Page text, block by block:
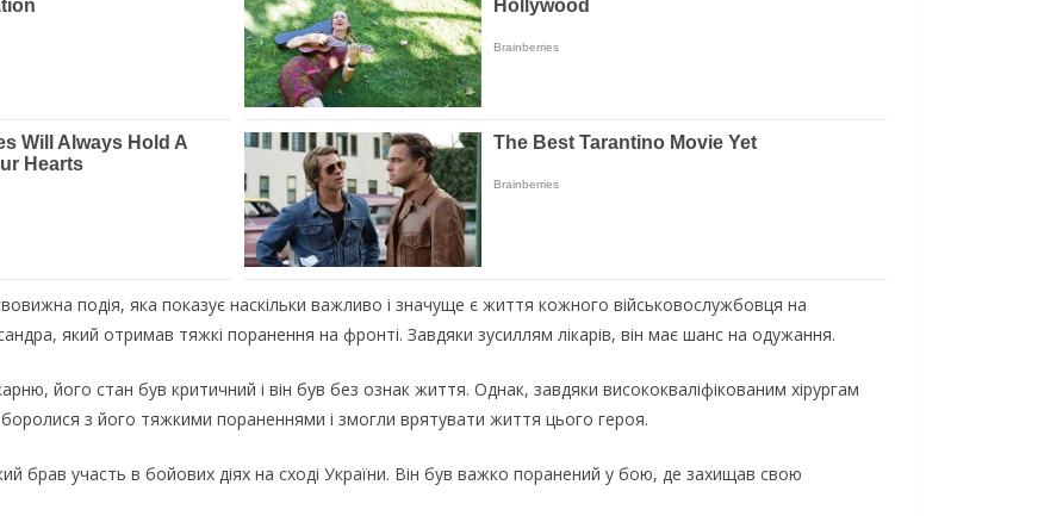
подія, яка показує наскільки важливо і значуще є життя кожного військовослужбовця на
який отримав тяжкі поранення на фронті. Завдяки зусиллям лікарів, він має шанс на одужання.
його стан був критичний і він був без ознак життя. Однак, завдяки висококваліфікованим хірургам
з його тяжкими пораненнями і змогли врятувати життя цього героя.
брав участь в бойових діях на сході України. Він був важко поранений у бою, де захищав свою